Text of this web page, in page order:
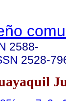
2588-
2528-